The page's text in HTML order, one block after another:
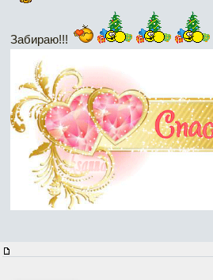
Забираю!!!